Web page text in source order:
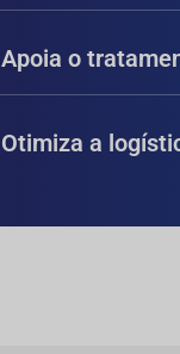
Apoia o
Otimiza a